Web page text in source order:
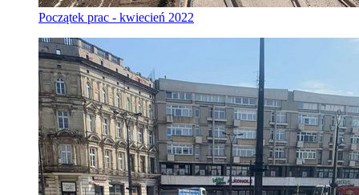
Początek prac - kwiecień 2022